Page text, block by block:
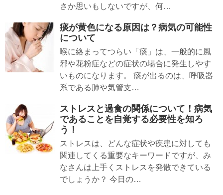
さか思いもしないですが、何…
痰が黄色になる原因は？病気の可能性
について
喉に絡まってつらい「痰」は、一般的に風
邪や花粉症などの症状の場合に発生しやす
いものになります。 痰が出るのは、呼吸器
系である肺や気管支…
ストレスと過食の関係について！病気
であることを自覚する必要性を知ろ
う！
ストレスは、どんな症状や疾患に対しても
関連してくる重要なキーワードですが、み
なさんは上手くストレスを発散できている
でしょうか？ 今日の…